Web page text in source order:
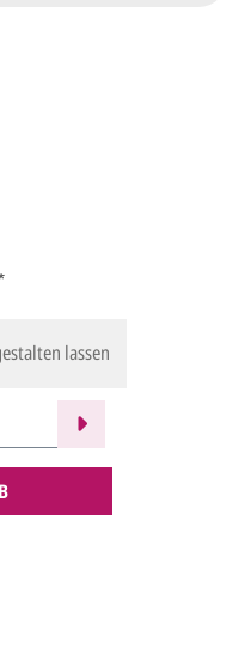
lassen